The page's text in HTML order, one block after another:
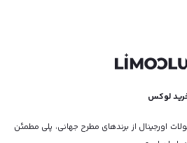
لوکس
اورجینال از برندهای مطرح جهانی، پلی مطمئن